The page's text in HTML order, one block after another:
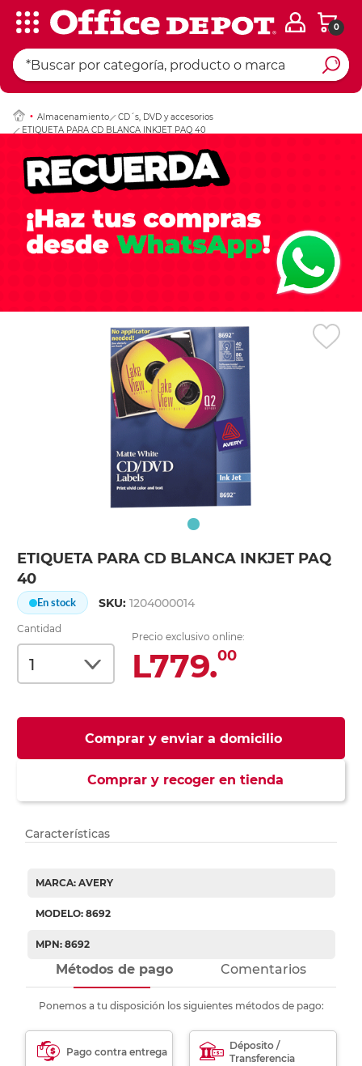
0
Almacenamiento
CD´s, DVD y accesorios
ETIQUETA PARA CD BLANCA INKJET PAQ 40
ETIQUETA PARA CD BLANCA INKJET PAQ
40
En stock SKU:1204000014
Cantidad
Precio exclusivo online:
L779.00
Comprar y enviar a domicilio
Comprar y recoger en tienda
Ingresar Codigo
Características
MARCA: AVERY
MODELO: 8692
MPN: 8692
Métodos de pago Comentarios
Ponemos a tu disposición los siguientes métodos de pago:
Pago contra entrega
Déposito /
Transferencia